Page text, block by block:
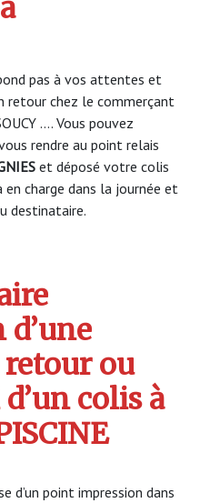
pas à vos attentes et
retour chez le commerçant
…. Vous pouvez
rendre au point relais
et déposé votre colis
en charge dans la journée et
destinataire.
d’une
ou
colis à
d’un point impression dans